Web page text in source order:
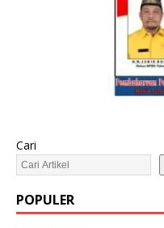
Cari
POPULER